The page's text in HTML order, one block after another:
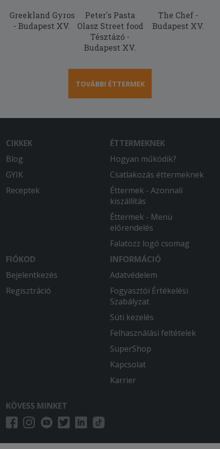
Greekland Gyros
- Budapest XV.
Peter's Pasta
Olasz Street food
Tésztázó -
Budapest XV.
The Chef -
Budapest XV.
TOVÁBBI ÉTTERMEK
CIKKEK
Blog
GYIK
Receptek
ÉTTERMEKNEK
Hogyan működik?
Csatlakozás éttermeknek
Éttermek - Azonnali
kiszállítás
Éttermek - Menü
előrendelés
Falatozz logó csomag
FIÓKOD
Bejelentkezés
Regisztráció
INFORMÁCIÓ
Adatvédelem
Fogyasztói Értékelési
Szabályzat
Süti kezelés
Felhasználási feltételek
SuperShop
Kapcsolat
Karrier
KÖVESS MINKET